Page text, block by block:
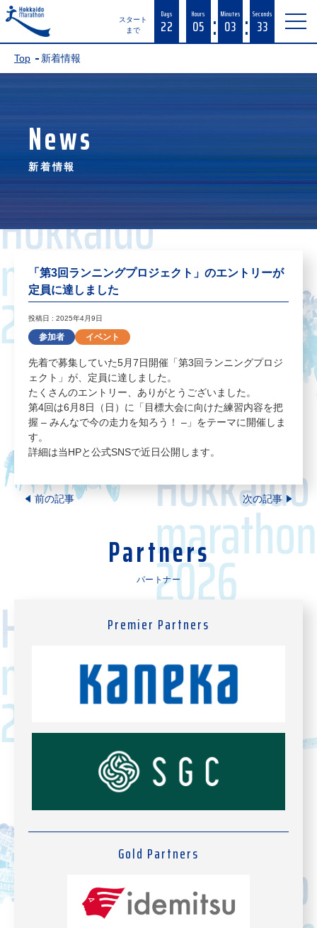
スタート
まで
Days
22
Hours
05 : Minutes
03 : Seconds
33
Top 新着情報
News
新着情報
「第3回ランニングプロジェクト」のエントリーが
定員に達しました
投稿日 : 2025年4月9日
参加者 イベント
先着で募集していた5月7日開催「第3回ランニングプロジ
ェクト」が、定員に達しました。
たくさんのエントリー、ありがとうございました。
第4回は6月8日（日）に「目標大会に向けた練習内容を把
握 – みんなで今の走力を知ろう！ –」をテーマに開催しま
す。
詳細は当HPと公式SNSで近日公開します。
前の記事 次の記事
Partners
パートナー
Premier Partners
Gold Partners